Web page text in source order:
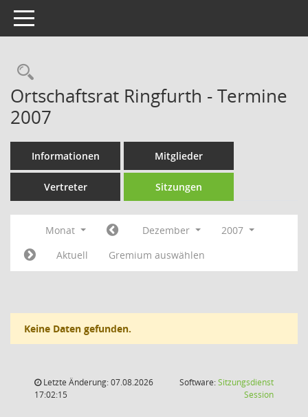
Toggle navigation
Rechercheauswahl
Ortschaftsrat Ringfurth - Termine
2007
Informationen Mitglieder
Vertreter Sitzungen
Monat Dezember
2007
Aktuell
Gremium auswählen
Keine Daten gefunden.
Letzte Änderung: 07.08.2026
17:02:15
Software:Sitzungsdienst
Session(Wird in